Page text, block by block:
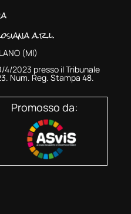
a.r.l.
(MI)
2023 presso il Tribunale
Num. Reg. Stampa 48.
Promosso da: